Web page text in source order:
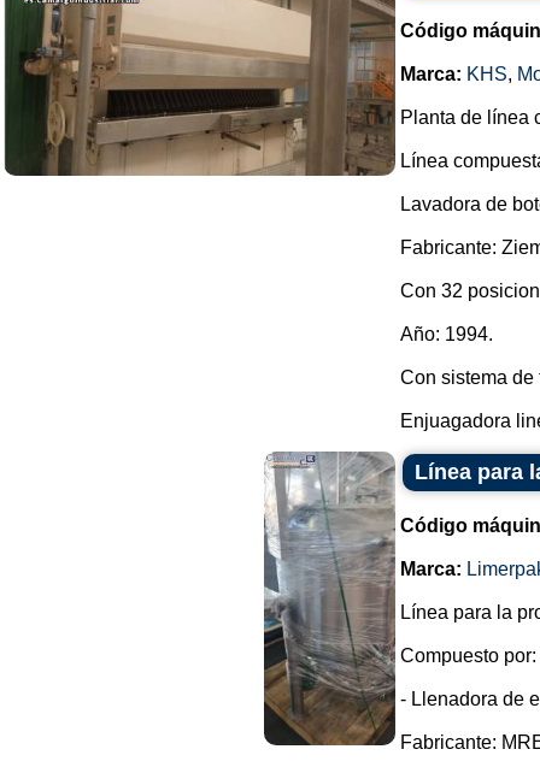
Código
Marca: KHS,
Planta de línea
Línea
Lavadora de
Fabricante:
Con 32
Año: 1994.
Con sistema de
Enjuagadora
Línea para
Código
Marca:
Línea para la
Compuesto por:
- Llenadora de
Fabricante: